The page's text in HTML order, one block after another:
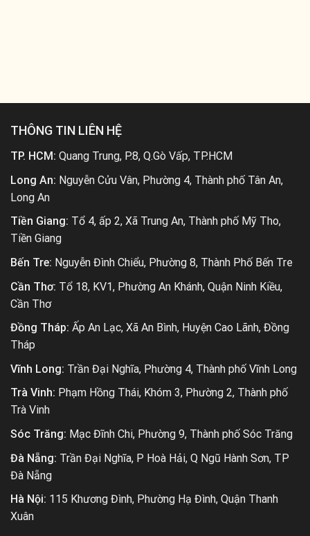
THÔNG TIN LIÊN HỆ
TP. HCM: Quang Trung, P.8, Q.Gò Vấp, TP.HCM
Long An: Nguyễn Cửu Vân, Phường 4, Thành phố Tân An,
Long An
Tiền Giang: Tổ 4, ấp 2, Xã Trung An, Thành phố Mỹ Tho,
Tiền Giang
Bến Tre: Nguyễn Đình Chiểu, Phường 8, Thành Phố Bến Tre
Cần Thơ: Tổ 18, KV1, Phường An Khánh, Quận Ninh Kiều,
Cần Thơ
Đồng Tháp: Ấp An Lạc, Xã An Bình, Huyện Cao Lãnh, Đồng
Tháp
Vĩnh Long: Trần Đại Nghĩa, Phường 4, Thành phố Vĩnh Long
Trà Vinh: Phạm Hồng Thái, Khóm 3, Phường 2, Thành phố
Trà Vinh
Sóc Trăng: Mạc Đĩnh Chi, Phường 9, Thành phố Sóc Trăng
Đà Nẵng: Trần Đại Nghĩa, P Hoà Hải, Q Ngũ Hành Sơn, TP
Đà Nẵng
Hà Nội: 115 Khương Đình, Phường Hạ Đình, Quận Thanh
Xuân